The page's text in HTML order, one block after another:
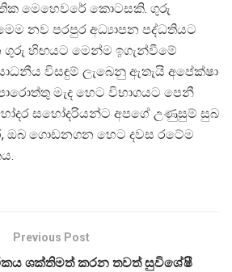
මෙහෙවරේ කොටසකි. ගුරු
මෙම නව පරපුර අධ්යාපන පද්ධතියට
ගුරු හිඟයට මෙන්ම ඉගැන්වීමේ
විසඳුම් ලැබෙනු ඇතැයි අපේක්ෂා
මැද හෙට විභාගයට පෙනී
සහෝදරියන්ට අපගේ උණුසුම් සුබ
ඔබ ගොඩනගන හෙට දවස රටේම
Previous Post
ශක්තිමත් කරන තවත් සුවිශේෂී